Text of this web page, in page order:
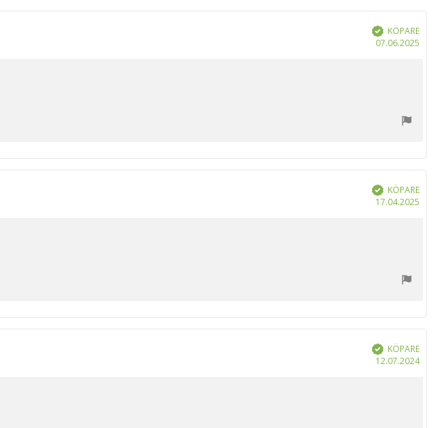
Bekräftad
KÖPARE
07.06.2025
Bekräftad
KÖPARE
17.04.2025
Bekräftad
KÖPARE
12.07.2024